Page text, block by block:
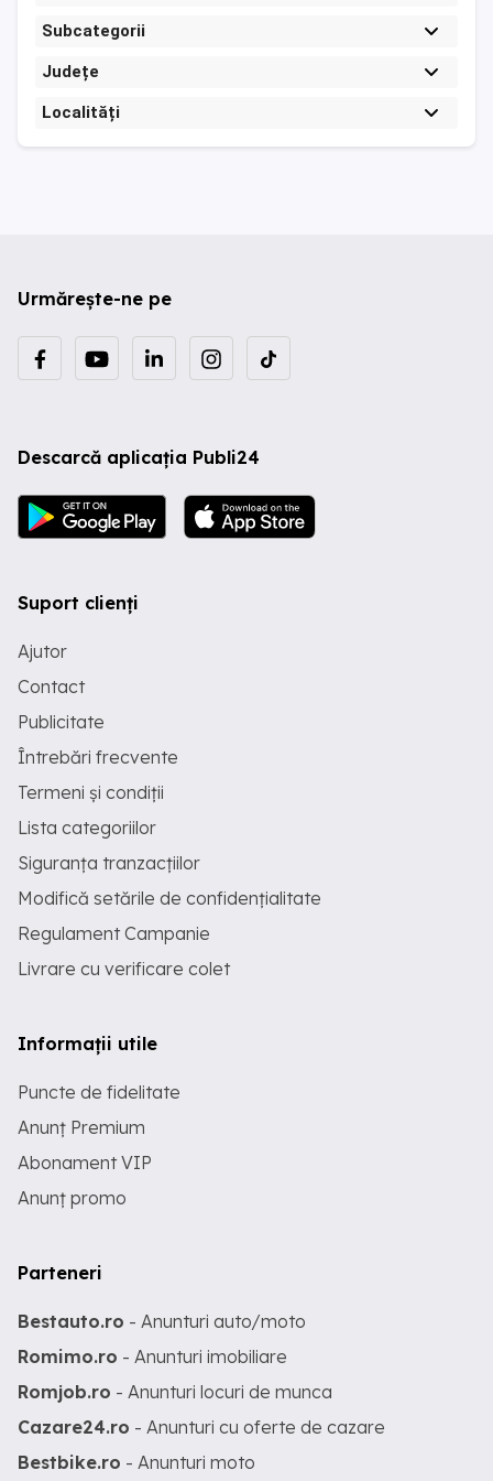
Subcategorii
Județe
Localități
Urmărește-ne pe
Descarcă aplicația Publi24
Suport clienți
Ajutor
Contact
Publicitate
Întrebări frecvente
Termeni și condiții
Lista categoriilor
Siguranța tranzacțiilor
Modifică setările de confidențialitate
Regulament Campanie
Livrare cu verificare colet
Informații utile
Puncte de fidelitate
Anunț Premium
Abonament VIP
Anunț promo
Parteneri
Bestauto.ro - Anunturi auto/moto
Romimo.ro - Anunturi imobiliare
Romjob.ro - Anunturi locuri de munca
Cazare24.ro - Anunturi cu oferte de cazare
Bestbike.ro - Anunturi moto